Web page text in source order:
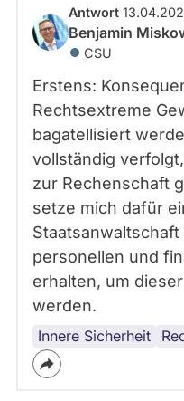
Antwort
Benjamin
CSU
Erstens:
Rechtsextreme
bagatellisiert
vollständig
zur Rechenschaft
setze mich dafür
personellen und
erhalten, um
werden.
Innere Sicherheit